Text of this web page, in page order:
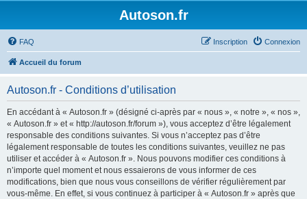
Autoson.fr
FAQ Connexion
Inscription
Accueil du forum
Autoson.fr - Conditions d’utilisation
En accédant à « Autoson.fr » (désigné ci-après par « nous », « notre », « nos »,
« Autoson.fr » et « http://autoson.fr/forum »), vous acceptez d’être légalement
responsable des conditions suivantes. Si vous n’acceptez pas d’être
légalement responsable de toutes les conditions suivantes, veuillez ne pas
utiliser et accéder à « Autoson.fr ». Nous pouvons modifier ces conditions à
n’importe quel moment et nous essaierons de vous informer de ces
modifications, bien que nous vous conseillons de vérifier régulièrement par
vous-même. En effet, si vous continuez à participer à « Autoson.fr » après que